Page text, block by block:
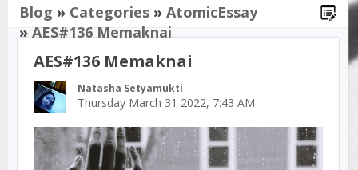
Blog » Categories » AtomicEssay
»AES#136 Memaknai
AES#136 Memaknai
Natasha Setyamukti
Thursday March 31 2022, 7:43 AM